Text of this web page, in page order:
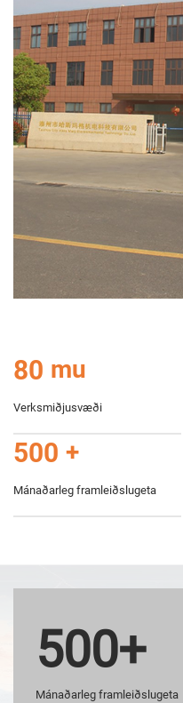
80 mu
Verksmiðjusvæði
500 +
Mánaðarleg framleiðslugeta
500+
Mánaðarleg framleiðslugeta